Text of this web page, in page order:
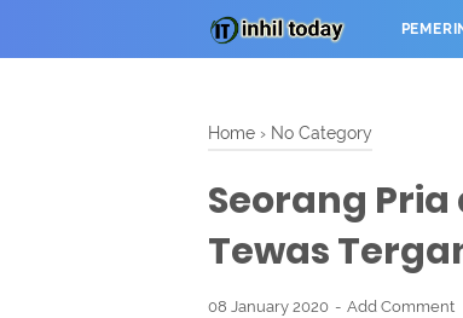
Home › No Category
Seorang
Tewas
08 January 2020 Add Comment